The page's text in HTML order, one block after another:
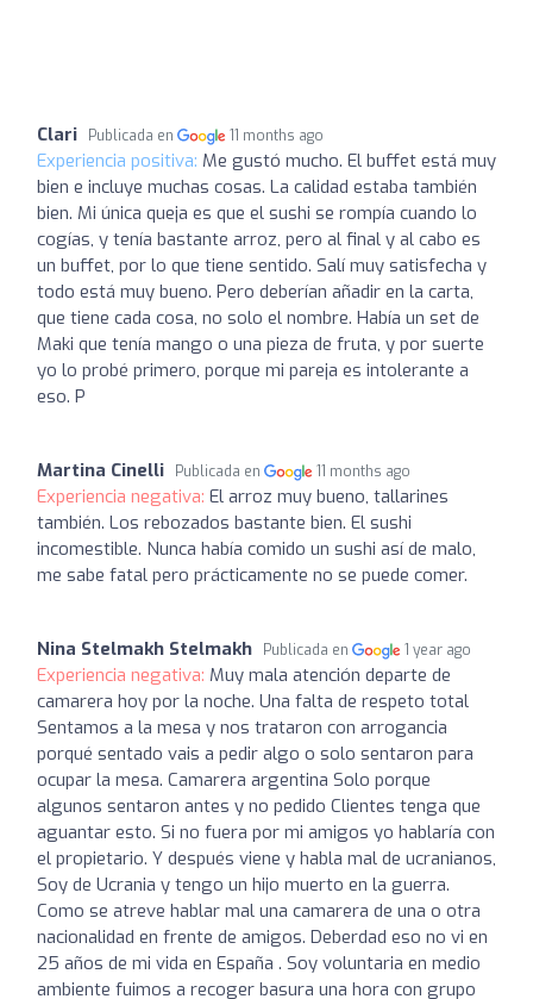
Clari Publicada en 11 months ago
Experiencia positiva: Me gustó mucho. El buffet está muy
bien e incluye muchas cosas. La calidad estaba también
bien. Mi única queja es que el sushi se rompía cuando lo
cogías, y tenía bastante arroz, pero al final y al cabo es
un buffet, por lo que tiene sentido. Salí muy satisfecha y
todo está muy bueno. Pero deberían añadir en la carta,
que tiene cada cosa, no solo el nombre. Había un set de
Maki que tenía mango o una pieza de fruta, y por suerte
yo lo probé primero, porque mi pareja es intolerante a
eso. P
Martina Cinelli Publicada en 11 months ago
Experiencia negativa: El arroz muy bueno, tallarines
también. Los rebozados bastante bien. El sushi
incomestible. Nunca había comido un sushi así de malo,
me sabe fatal pero prácticamente no se puede comer.
Nina Stelmakh Stelmakh Publicada en 1 year ago
Experiencia negativa: Muy mala atención departe de
camarera hoy por la noche. Una falta de respeto total
Sentamos a la mesa y nos trataron con arrogancia
porqué sentado vais a pedir algo o solo sentaron para
ocupar la mesa. Camarera argentina Solo porque
algunos sentaron antes y no pedido Clientes tenga que
aguantar esto. Si no fuera por mi amigos yo hablaría con
el propietario. Y después viene y habla mal de ucranianos,
Soy de Ucrania y tengo un hijo muerto en la guerra.
Como se atreve hablar mal una camarera de una o otra
nacionalidad en frente de amigos. Deberdad eso no vi en
25 años de mi vida en España . Soy voluntaria en medio
ambiente fuimos a recoger basura una hora con grupo